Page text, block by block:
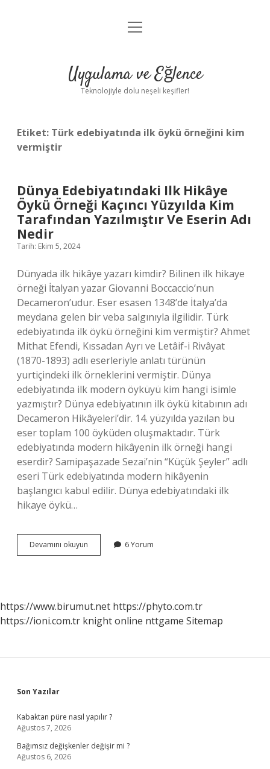
Anasayfa
Yasal Uyarı
menüyü
Uygulama ve Eğlence
Teknolojiyle dolu neşeli keşifler!
Etiket: Türk edebiyatında ilk öykü örneğini kim
vermiştir
Dünya Edebiyatındaki Ilk Hikâye
Öykü Örneği Kaçıncı Yüzyılda Kim
Tarafından Yazılmıştır Ve Eserin Adı
Nedir
Tarih: Ekim 5, 2024
Dünyada ilk hikâye yazarı kimdir? Bilinen ilk hikaye
örneği İtalyan yazar Giovanni Boccaccio’nun
Decameron’udur. Eser esasen 1348’de İtalya’da
meydana gelen bir veba salgınıyla ilgilidir. Türk
edebiyatında ilk öykü örneğini kim vermiştir? Ahmet
Mithat Efendi, Kıssadan Ayrı ve Letâif-i Rivâyat
(1870-1893) adlı eserleriyle anlatı türünün
yurtiçindeki ilk örneklerini vermiştir. Dünya
edebiyatında ilk modern öyküyü kim hangi isimle
yazmıştır? Dünya edebiyatının ilk öykü kitabının adı
Decameron Hikâyeleri’dir. 14. yüzyılda yazılan bu
eser toplam 100 öyküden oluşmaktadır. Türk
edebiyatında modern hikâyenin ilk örneği hangi
eserdir? Samipaşazade Sezai’nin “Küçük Şeyler” adlı
eseri Türk edebiyatında modern hikâyenin
başlangıcı kabul edilir. Dünya edebiyatındaki ilk
hikaye öykü…
Devamını okuyun
Edebiyatındaki
Kaçıncı
Yüzyılda
6 Yorum
https://www.birumut.net https://phyto.com.tr
https://ioni.com.tr knight online nttgame Sitemap
Sidebar
Son Yazılar
Kabaktan püre nasıl yapılır ?
Ağustos 7, 2026
Bağımsız değişkenler değişir mi ?
Ağustos 6, 2026